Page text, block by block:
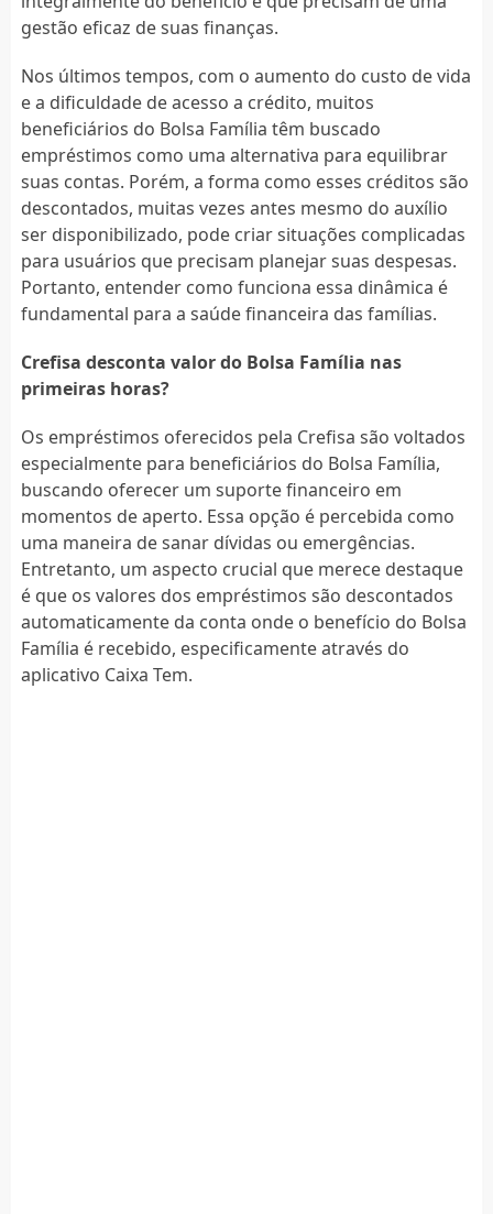
gestão eficaz de suas finanças.
Nos últimos tempos, com o aumento do custo de vida
e a dificuldade de acesso a crédito, muitos
beneficiários do Bolsa Família têm buscado
empréstimos como uma alternativa para equilibrar
suas contas. Porém, a forma como esses créditos são
descontados, muitas vezes antes mesmo do auxílio
ser disponibilizado, pode criar situações complicadas
para usuários que precisam planejar suas despesas.
Portanto, entender como funciona essa dinâmica é
fundamental para a saúde financeira das famílias.
Crefisa desconta valor do Bolsa Família nas
primeiras horas?
Os empréstimos oferecidos pela Crefisa são voltados
especialmente para beneficiários do Bolsa Família,
buscando oferecer um suporte financeiro em
momentos de aperto. Essa opção é percebida como
uma maneira de sanar dívidas ou emergências.
Entretanto, um aspecto crucial que merece destaque
é que os valores dos empréstimos são descontados
automaticamente da conta onde o benefício do Bolsa
Família é recebido, especificamente através do
aplicativo Caixa Tem.